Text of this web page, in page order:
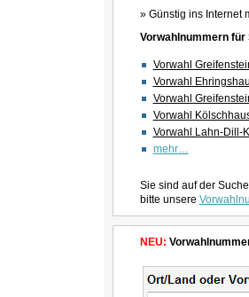
» Günstig ins Internet
Vorwahlnummern für
Vorwahl
Vorwahl
Vorwahl
Vorwahl
Vorwahl Lahn-Dill-
mehr…
Sie sind auf der
bitte unsere
NEU: